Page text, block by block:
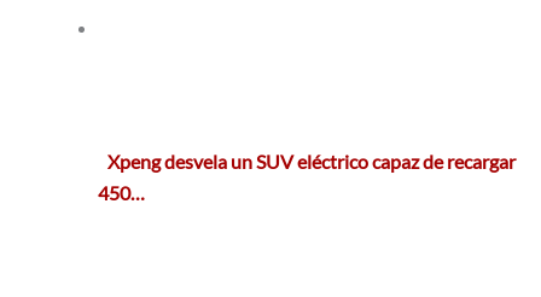
Xpeng desvela un SUV eléctrico capaz de recargar
450…